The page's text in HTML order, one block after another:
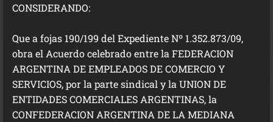
CONSIDERANDO:
Que a fojas 190/199 del Expediente Nº 1.352.873/09,
obra el Acuerdo celebrado entre la FEDERACION
ARGENTINA DE EMPLEADOS DE COMERCIO Y
SERVICIOS, por la parte sindical y la UNION DE
ENTIDADES COMERCIALES ARGENTINAS, la
CONFEDERACION ARGENTINA DE LA MEDIANA